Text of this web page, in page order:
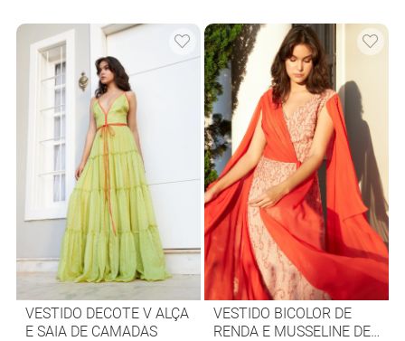
VESTIDO DECOTE V ALÇA
E SAIA DE CAMADAS
VESTIDO BICOLOR DE
RENDA E MUSSELINE DE